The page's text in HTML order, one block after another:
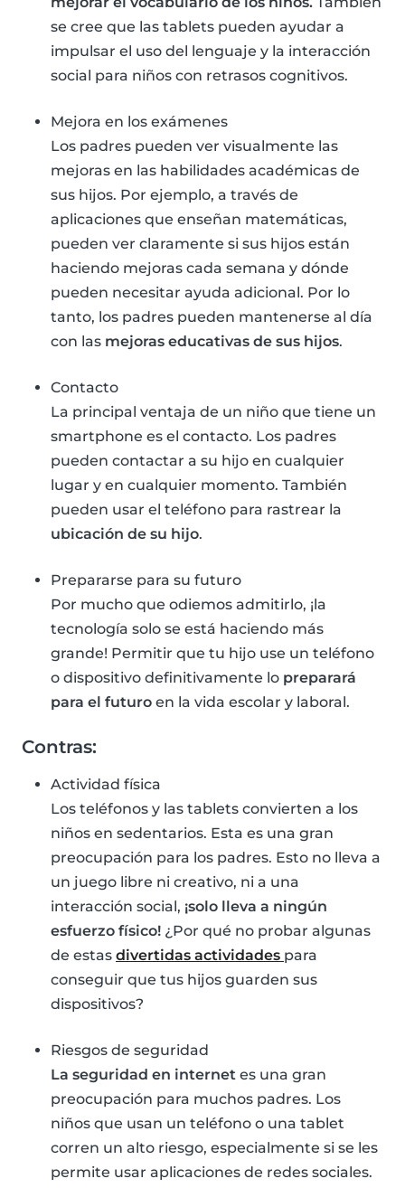
se cree que las tablets pueden ayudar a
impulsar el uso del lenguaje y la interacción
social para niños con retrasos cognitivos.
Mejora en los exámenes
Los padres pueden ver visualmente las
mejoras en las habilidades académicas de
sus hijos. Por ejemplo, a través de
aplicaciones que enseñan matemáticas,
pueden ver claramente si sus hijos están
haciendo mejoras cada semana y dónde
pueden necesitar ayuda adicional. Por lo
tanto, los padres pueden mantenerse al día
con las mejoras educativas de sus hijos.
Contacto
La principal ventaja de un niño que tiene un
smartphone es el contacto. Los padres
pueden contactar a su hijo en cualquier
lugar y en cualquier momento. También
pueden usar el teléfono para rastrear la
ubicación de su hijo.
Prepararse para su futuro
Por mucho que odiemos admitirlo, ¡la
tecnología solo se está haciendo más
grande! Permitir que tu hijo use un teléfono
o dispositivo definitivamente lo preparará
para el futuro en la vida escolar y laboral.
Contras:
Actividad física
Los teléfonos y las tablets convierten a los
niños en sedentarios. Esta es una gran
preocupación para los padres. Esto no lleva a
un juego libre ni creativo, ni a una
interacción social, ¡solo lleva a ningún
esfuerzo físico! ¿Por qué no probar algunas
de estas divertidas actividades para
conseguir que tus hijos guarden sus
dispositivos?
Riesgos de seguridad
La seguridad en internet es una gran
preocupación para muchos padres. Los
niños que usan un teléfono o una tablet
corren un alto riesgo, especialmente si se les
permite usar aplicaciones de redes sociales.